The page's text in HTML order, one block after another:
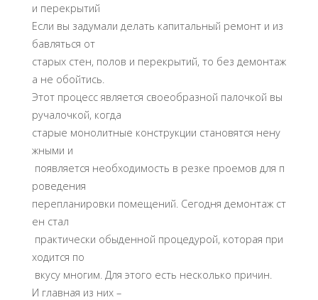
и перекрытий
Если вы задумали делать капитальный ремонт и из
бавляться от
старых стен, полов и перекрытий, то без демонтаж
а не обойтись.
Этот процесс является своеобразной палочкой вы
ручалочкой, когда
старые монолитные конструкции становятся нену
жными и
появляется необходимость в резке проемов для п
роведения
перепланировки помещений. Сегодня демонтаж ст
ен стал
практически обыденной процедурой, которая при
ходится по
вкусу многим. Для этого есть несколько причин.
И главная из них –